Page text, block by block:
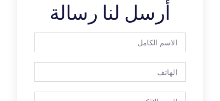
أرسل لنا رسالة